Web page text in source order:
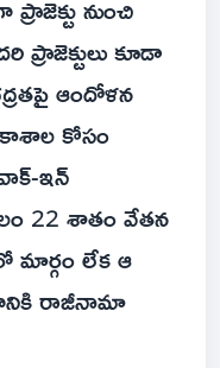
నుంచి
కూడా
ఆందోళన
కోసం
ఇన్‌
22 శాతం వేతన
మార్గం లేక ఆ
రాజీనామా